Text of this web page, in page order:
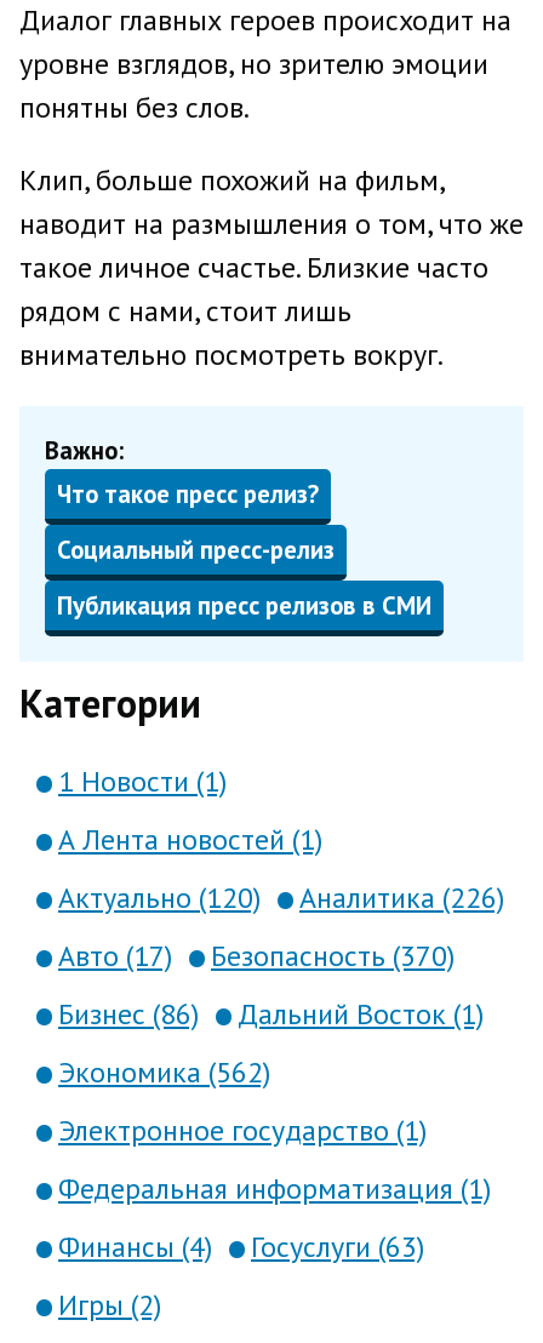
Диалог главных героев происходит на
уровне взглядов, но зрителю эмоции
понятны без слов.
Клип, больше похожий на фильм,
наводит на размышления о том, что же
такое личное счастье. Близкие часто
рядом с нами, стоит лишь
внимательно посмотреть вокруг.
Важно:
Что такое пресс релиз?
Социальный пресс-релиз
Публикация пресс релизов в СМИ
Категории
1 Новости (1)
А Лента новостей (1)
Актуально (120)
Аналитика (226)
Авто (17)
Безопасность (370)
Бизнес (86)
Дальний Восток (1)
Экономика (562)
Электронное государство (1)
Федеральная информатизация (1)
Финансы (4)
Госуслуги (63)
Игры (2)